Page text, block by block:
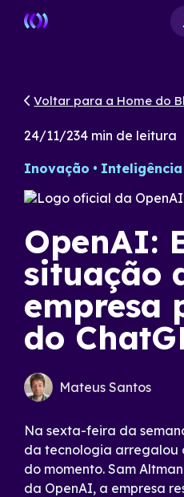
Voltar para a Home do
24/11/234 min de leitura
Inovação
OpenAI:
situação
empresa
do
Mateus Santos
Na sexta-feira da
da tecnologia arregalou
do momento. Sam
da OpenAI, a empresa